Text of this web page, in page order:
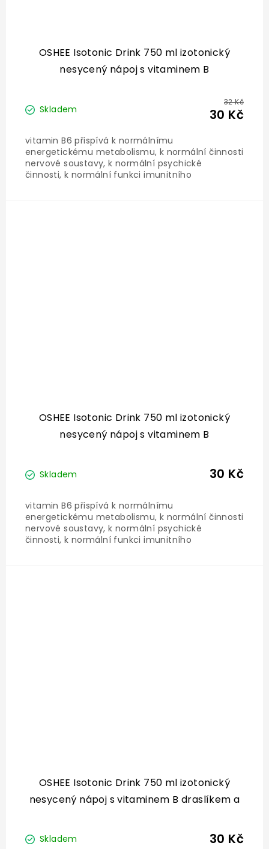
OSHEE Isotonic Drink 750 ml izotonický
nesycený nápoj s vitaminem B
Skladem
32 Kč
30 Kč
vitamin B6 přispívá k normálnímu
energetickému metabolismu, k normální činnosti
nervové soustavy, k normální psychické
činnosti, k normální funkci imunitního
OSHEE Isotonic Drink 750 ml izotonický
nesycený nápoj s vitaminem B
Skladem 30 Kč
vitamin B6 přispívá k normálnímu
energetickému metabolismu, k normální činnosti
nervové soustavy, k normální psychické
činnosti, k normální funkci imunitního
OSHEE Isotonic Drink 750 ml izotonický
nesycený nápoj s vitaminem B draslíkem a
Skladem 30 Kč